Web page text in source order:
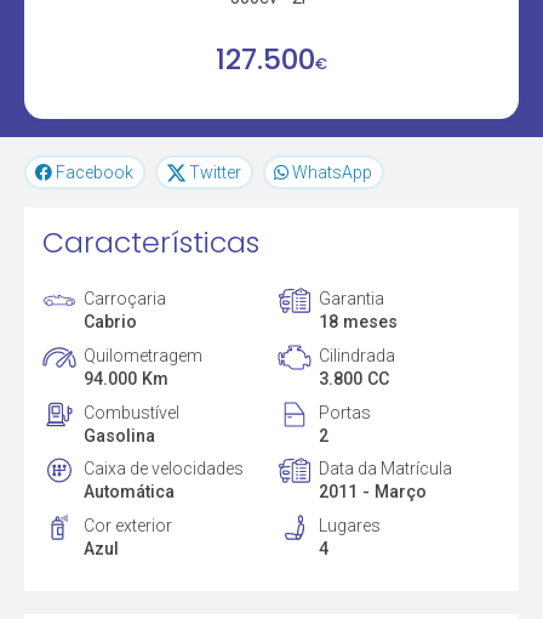
127.500€
Facebook Twitter WhatsApp
Características
Carroçaria
Cabrio
Garantia
18 meses
Quilometragem
94.000 Km
Cilindrada
3.800 CC
Combustível
Gasolina
Portas
2
Caixa de velocidades
Automática
Data da Matrícula
2011 - Março
Cor exterior
Azul
Lugares
4